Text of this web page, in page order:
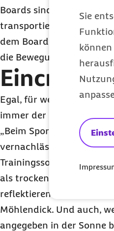
Sie
Boards sind aufblasbar,
transportieren.
dem Board, weil der
die Bewegungen des
Egal, für welche
immer der richtige
„Beim Sport wird das
vernachlässigt. Das kann
Trainingssonnenbrand
als trockene. Zudem ist
reflektierenden
Möhlendick. Und auch,
angegeben in der Sonne